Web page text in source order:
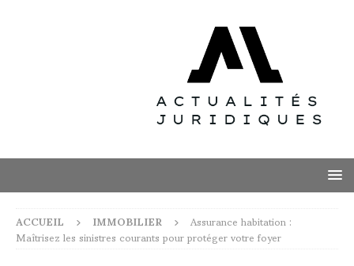
ACCUEIL IMMOBILIER Assurance habitation :
Maîtrisez les sinistres courants pour protéger votre foyer